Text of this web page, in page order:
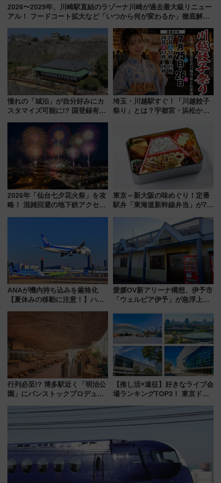
2026〜2029年、川崎駅直結のラゾーナ川崎が過去最大級リニュー
アル！ フードコート拡大など「いつから何が変わるか」徹底解
憧れの「城泊」が自分好みにカ
スタマイズ可能に!? 国登録有形
にオーダーメイド型の宿泊プラ
ンが誕生！
埼玉・川越駅すぐ！「川越餃子
祭り」とは？宇都宮・浜松から
を食べ比べ【7月25日・26日開
2026年「仙台七夕花火祭」を攻
略！ 混雑回避の地下鉄アクセス
東京～新大阪の味めぐり！定番
駅弁「東海道新幹線弁当」が7月
ANAが機内持ち込みを厳格化
【夏休みの移動に注意！】ハン
愛媛OV新アリーナ構想、伊予市
「ウェルピア伊予」が急浮上！
で探る鉄道アクセスの未来
行列必至!? 博多駅近く「明治公
園」にパンストックプロデュー
オープン 秋からはビストロ営業
【推し活×遠征】好きなライブ会
場ランキングTOP3！ 東京ドー
由と交通アクセス術、ライブ会
場に何を求める？